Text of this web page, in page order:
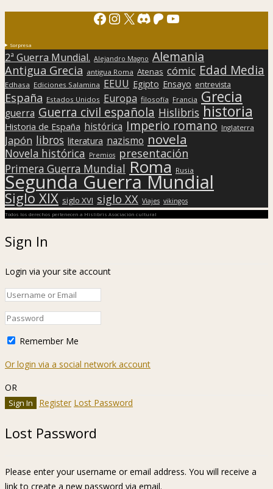
Facebook
Instagram
X Discord
Patreon
YouTube
Sorpresa
2ª Guerra Mundial. Alejandro Magno Alemania
Antigua Grecia antigua Roma Atenas cómic Edad Media
Edhasa Ediciones Salamina EEUU Egipto Ensayo entrevista
España Estados Unidos Europa filosofía Francia Grecia
guerra Guerra civil española Hislibris historia
Historia de España histórica Imperio romano Inglaterra
Japón libros literatura nazismo novela
Novela histórica Premios presentación
Primera Guerra Mundial Roma Rusia
Segunda Guerra Mundial
Siglo XIX siglo XVI siglo XX Viajes vikingos
Todos los derechos pertenecen a Hislibris Asociación cultural
Sign In
Login via your site account
Remember Me
Or login via a social network account
OR
Register Lost Password
Lost Password
Please enter your username or email address. You will receive a
link to create a new password via email.